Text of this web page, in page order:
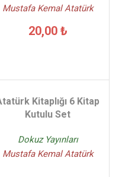
Mustafa Kemal Atatürk
20,00 ₺
Kitaplığı 6 Kitap
Kutulu Set
Dokuz Yayınları
Mustafa Kemal Atatürk